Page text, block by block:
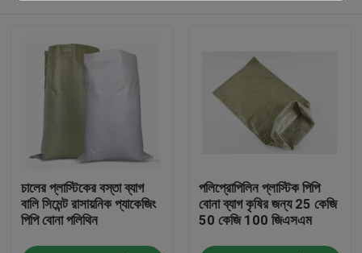
চালের প্লাস্টিকের বস্তা ব্যাগ
বালি সিমেন্ট রাসায়নিক প্যাকেজিং
পিপি বোনা পলিথিন
পলিপ্রোপিলিন প্লাস্টিক পিপি
বোনা ব্যাগ কৃষির জন্য 25 কেজি
50 কেজি 100 জিএসএম